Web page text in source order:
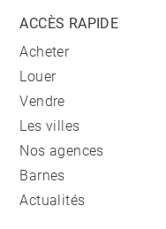
ACCÈS RAPIDE
Acheter
Louer
Vendre
Les villes
Nos agences
Barnes
Actualités